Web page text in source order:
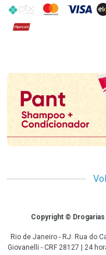
PIX MasterCard
VISA
Hipercard
Promoção em
CopyrightCopyright ©
Rio de Janeiro - RJ: Rua do
Giovanelli - CRF 28127 | 24